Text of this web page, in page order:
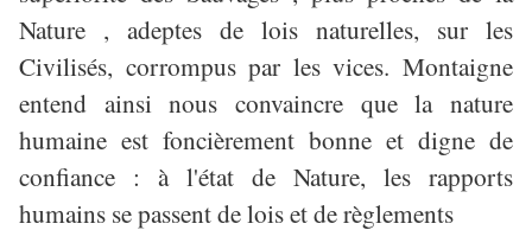
Nature , adeptes de lois naturelles, sur les
Civilisés, corrompus par les vices. Montaigne
entend ainsi nous convaincre que la nature
humaine est foncièrement bonne et digne de
confiance : à l'état de Nature, les rapports
humains se passent de lois et de règlements